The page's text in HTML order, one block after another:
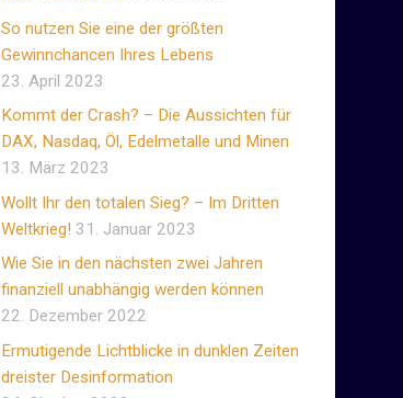
So nutzen Sie eine der größten
Gewinnchancen Ihres Lebens
23. April 2023
Kommt der Crash? – Die Aussichten für
DAX, Nasdaq, Öl, Edelmetalle und Minen
13. März 2023
Wollt Ihr den totalen Sieg? – Im Dritten
Weltkrieg! 31. Januar 2023
Wie Sie in den nächsten zwei Jahren
finanziell unabhängig werden können
22. Dezember 2022
Ermutigende Lichtblicke in dunklen Zeiten
dreister Desinformation